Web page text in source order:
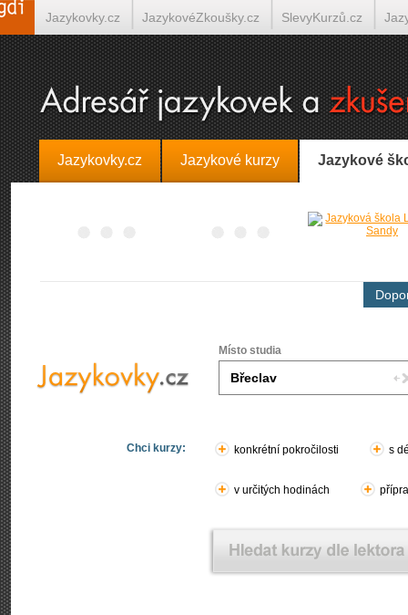
Jazykovky.cz Jazykové kurzy Jazykové
Místo studia
Chci kurzy: konkrétní pokročilosti s
v určitých hodinách
Jazykovky.cz JazykovéZkoušky.cz SlevyKurzů.cz
Španělština on-line Italština on-line Tlumočení-